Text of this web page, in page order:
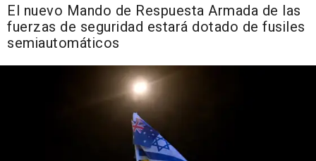
El nuevo Mando de Respuesta Armada de las
fuerzas de seguridad estará dotado de fusiles
semiautomáticos